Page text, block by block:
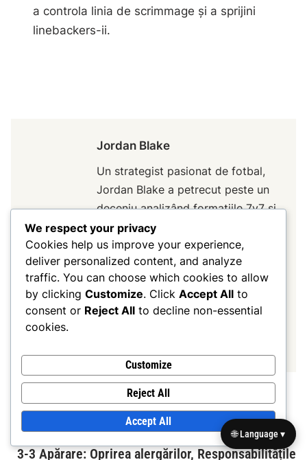
a controla linia de scrimmage și a sprijini
linebackers-ii.
Jordan Blake
Un strategist pasionat de fotbal,
Jordan Blake a petrecut peste un
deceniu analizând formațiile 7v7 și
antrenând tineri sportivi. Cu un
background în știința sportului,
Jordan combină cunoștințele
tehnice cu experiența practică
pentru a ajuta echipele să își
maximizeze potențialul pe teren.
Post
Next Article
3-3 Apărare: Oprirea alergărilor, Responsabilitățile
We respect your privacy
Cookies help us improve your experience,
deliver personalized content, and analyze
traffic. You can choose which cookies to allow
by clicking Customize. Click Accept All to
consent or Reject All to decline non-essential
cookies.
Customize
Reject All
Accept All
🌐 Language ▾